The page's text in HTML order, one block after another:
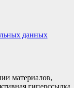
данных
материалов,
гиперссылка